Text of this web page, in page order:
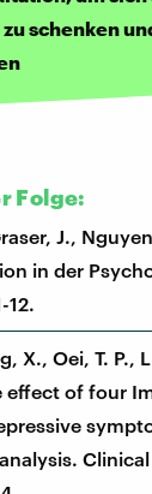
schenken
Folge:
J.,
in der
12.
X., Oei, T. P.,
effect of four